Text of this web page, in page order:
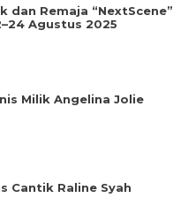
dan Remaja “NextScene”
Agustus 2025
Milik Angelina Jolie
Cantik Raline Syah